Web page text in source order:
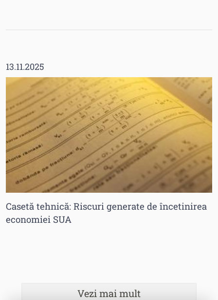
13.11.2025
Casetă tehnică: Riscuri generate de încetinirea
economiei SUA
Vezi mai mult